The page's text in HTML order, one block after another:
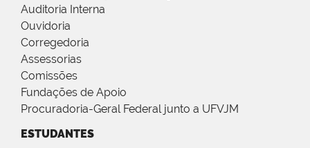
Auditoria Interna
Ouvidoria
Corregedoria
Assessorias
Comissões
Fundações de Apoio
Procuradoria-Geral Federal junto a UFVJM
ESTUDANTES